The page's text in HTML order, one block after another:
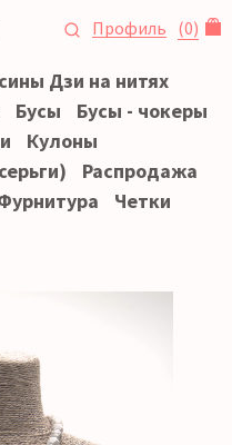
Профиль (0)
Дзи на нитях
Бусы
Бусы - чокеры
Кулоны
Распродажа
Четки